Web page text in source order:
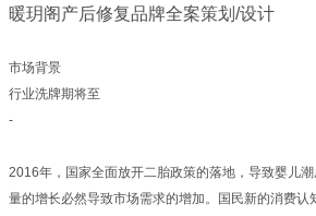
暖玥阁产后修复品牌全案策划/设计
市场背景
行业洗牌期将至
-
2016年，国家全面放开二胎政策的落地，导致婴儿
量的增长必然导致市场需求的增加。国民新的消费认